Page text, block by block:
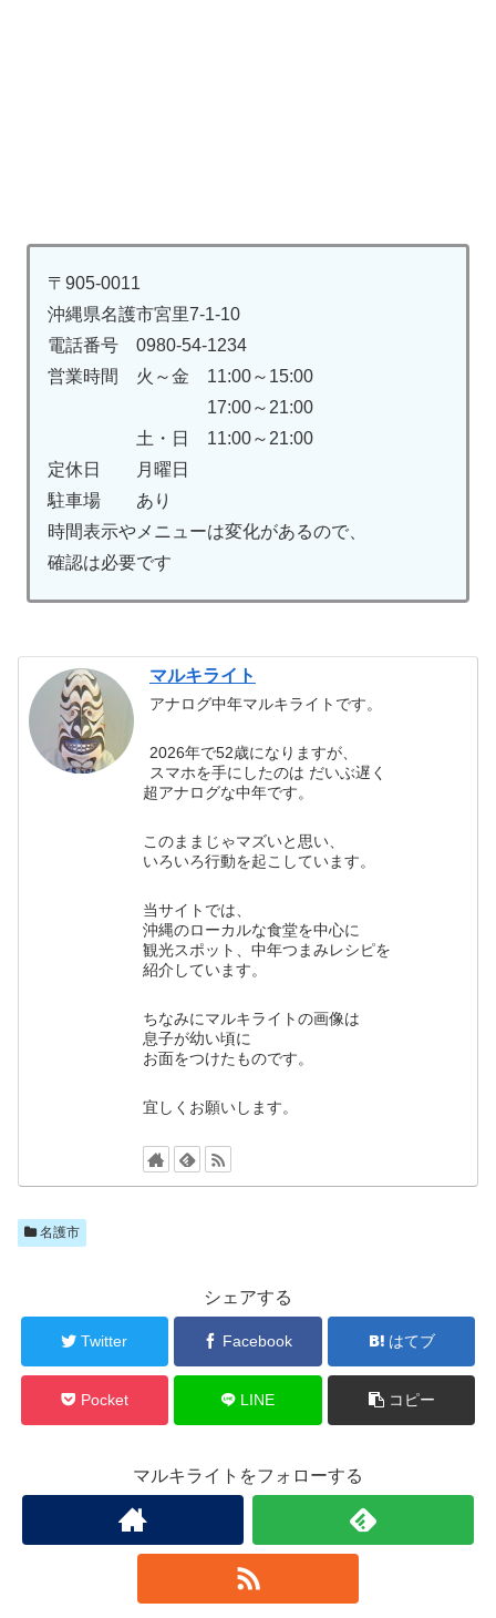
〒905-0011
沖縄県名護市宮里7-1-10
電話番号 0980-54-1234
営業時間 火～金 11:00～15:00
17:00～21:00
土・日 11:00～21:00
定休日 月曜日
駐車場 あり
時間表示やメニューは変化があるので、
確認は必要です
マルキライト
アナログ中年マルキライトです。
2026年で52歳になりますが、
スマホを手にしたのは だいぶ遅く
超アナログな中年です。
このままじゃマズいと思い、
いろいろ行動を起こしています。
当サイトでは、
沖縄のローカルな食堂を中心に
観光スポット、中年つまみレシピを
紹介しています。
ちなみにマルキライトの画像は
息子が幼い頃に
お面をつけたものです。
宜しくお願いします。
名護市
シェアする
Twitter Facebook はてブ
Pocket LINE コピー
マルキライトをフォローする